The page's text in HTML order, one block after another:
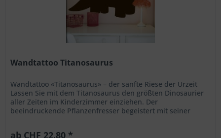
Wandtattoo Titanosaurus
Wandtattoo «Titanosaurus» – der sanfte Riese der Urzeit
Lassen Sie mit dem Titanosaurus den größten Dinosaurier
aller Zeiten im Kinderzimmer einziehen. Der
beeindruckende Pflanzenfresser begeistert mit seiner
ab CHF 22.80 *